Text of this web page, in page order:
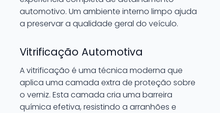
automotivo. Um ambiente interno limpo ajuda
a preservar a qualidade geral do veículo.
Vitrificação Automotiva
A vitrificação é uma técnica moderna que
aplica uma camada extra de proteção sobre
o verniz. Esta camada cria uma barreira
química efetiva, resistindo a arranhões e